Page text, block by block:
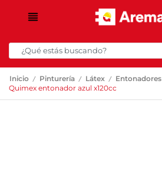
Inicio / Pinturería / Látex / Entonadores
Quimex entonador azul x120cc